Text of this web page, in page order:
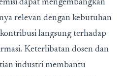
dapat mengembangkan
relevan dengan kebutuhan
langsung terhadap
Keterlibatan dosen dan
industri membantu